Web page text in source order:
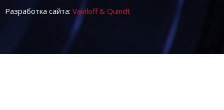
Разработка сайта: Vaviloff & Quindt